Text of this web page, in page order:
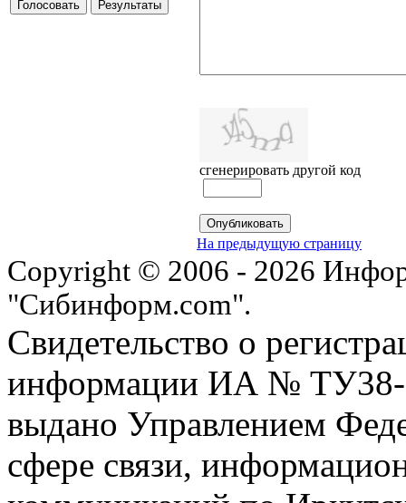
сгенерировать другой код
На предыдущую страницу
Copyright © 2006 - 2026
"Сибинформ.com".
Свидетельство о
информации ИА № ТУ38-
выдано Управлением
сфере связи,